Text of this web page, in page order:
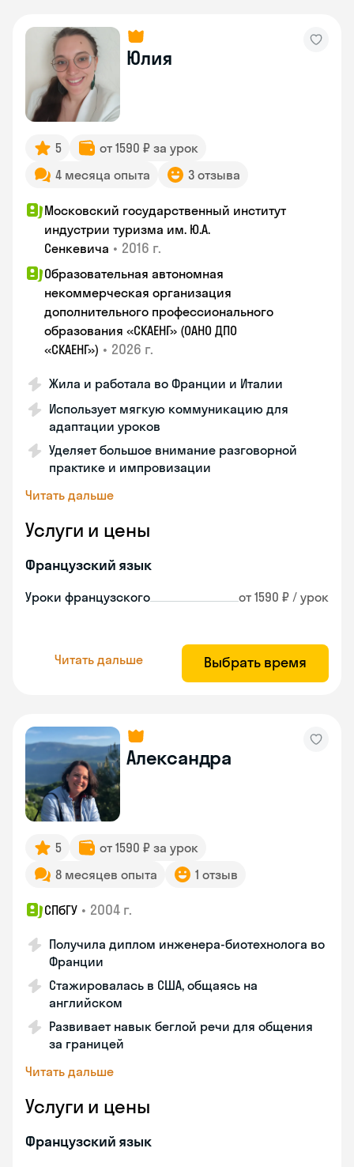
Юлия
5
от 1590 ₽ за урок
4 месяца опыта
3 отзыва
Московский государственный институт
индустрии туризма им. Ю.А.
Сенкевича • 2016 г.
Образовательная автономная
некоммерческая организация
дополнительного профессионального
образования «СКАЕНГ» (ОАНО ДПО
«СКАЕНГ») • 2026 г.
Жила и работала во Франции и Италии
Использует мягкую коммуникацию для
адаптации уроков
Уделяет большое внимание разговорной
практике и импровизации
Читать дальше
Услуги и цены
Французский язык
Уроки французского от 1590 ₽ / урок
Читать дальше Выбрать время
Александра
5
от 1590 ₽ за урок
8 месяцев опыта
1 отзыв
СПбГУ • 2004 г.
Получила диплом инженера-биотехнолога во
Франции
Стажировалась в США, общаясь на
английском
Развивает навык беглой речи для общения
за границей
Читать дальше
Услуги и цены
Французский язык